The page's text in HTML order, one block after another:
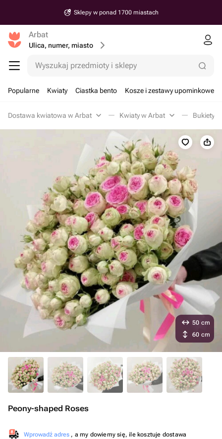
Sklepy w ponad 1700 miastach
Arbat
Ulica, numer, miasto
Wyszukaj przedmioty i sklepy
Popularne Kwiaty Ciastka bento Kosze i zestawy upominkowe
Dostawa kwiatowa w Arbat Kwiaty w Arbat Bukiety
Peony-shaped Roses
Wprowadź adres , a my dowiemy się, ile kosztuje dostawa
50 cm
60 cm